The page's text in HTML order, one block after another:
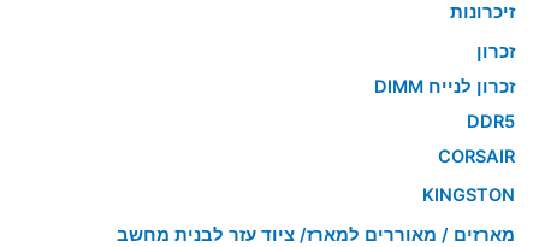
זיכרונות
זכרון
זכרון לנייח DIMM
DDR5
CORSAIR
KINGSTON
מארזים / מאוררים למארז/ ציוד עזר לבנית מחשב